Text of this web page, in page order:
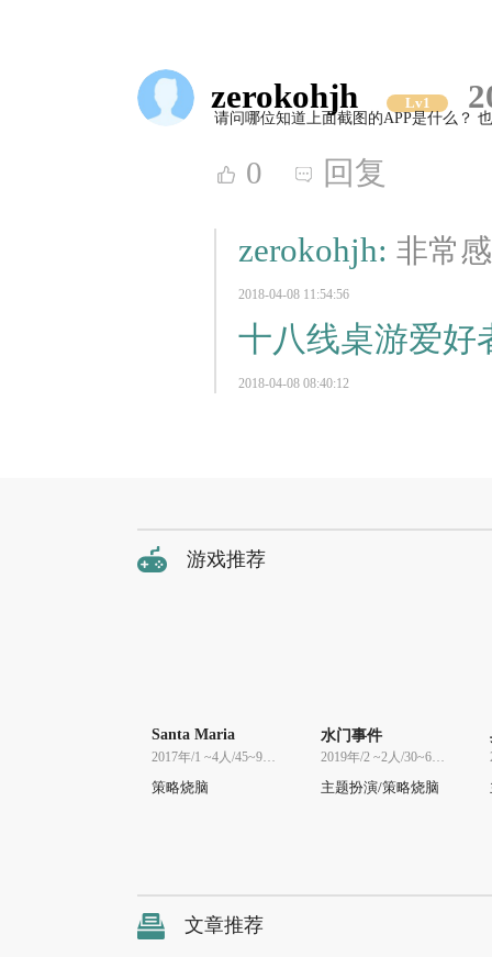
zerokohjh Lv1
请问哪位知道上面截图的APP是什么？
0 回复
zerokohjh: 非常
2018-04-08 11:54:56
十八线桌游爱
2018-04-08 08:40:12
游戏推荐
Santa Maria
2017年/1 ~4人/45~90分
策略烧脑
水门事件
2019年/2 ~2人/30~60分
主题扮演/策略烧脑
文章推荐